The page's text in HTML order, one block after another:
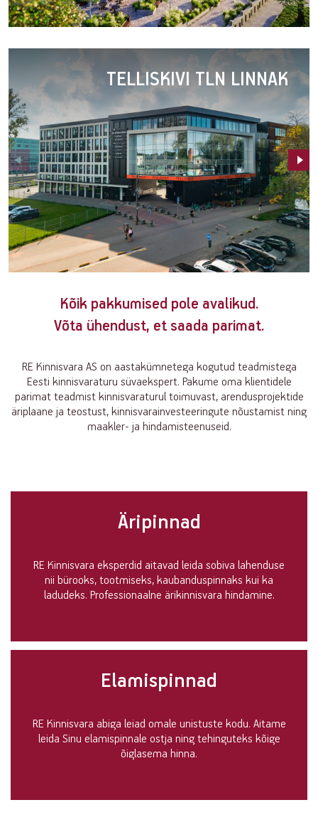
TELLISKIVI TLN LINNAK
Kõik pakkumised pole avalikud.
Võta ühendust, et saada parimat.
RE Kinnisvara AS on aastakümnetega kogutud teadmistega
Eesti kinnisvaraturu süvaekspert. Pakume oma klientidele
parimat teadmist kinnisvaraturul toimuvast, arendusprojektide
äriplaane ja teostust, kinnisvarainvesteeringute nõustamist ning
maakler- ja hindamisteenuseid.
Äripinnad
RE Kinnisvara eksperdid aitavad leida sobiva lahenduse
nii bürooks, tootmiseks, kaubanduspinnaks kui ka
ladudeks. Professionaalne ärikinnisvara hindamine.
Elamispinnad
RE Kinnisvara abiga leiad omale unistuste kodu. Aitame
leida Sinu elamispinnale ostja ning tehinguteks kõige
õiglasema hinna.